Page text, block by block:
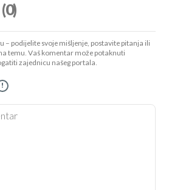
(0)
– podijelite svoje mišljenje, postavite pitanja ili
temu. Vaš komentar može potaknuti
zajednicu našeg portala.
!